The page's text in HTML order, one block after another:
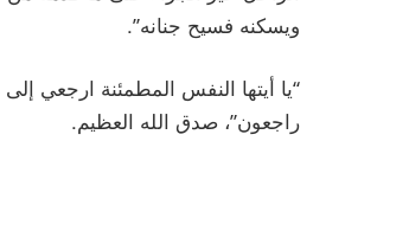
ويسكنه فسيح جنانه”.
“يا أيتها النفس المطمئنة ارجعي
راجعون”، صدق الله العظيم.